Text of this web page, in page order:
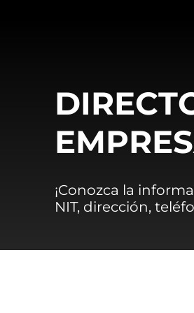
¡Conozca la
NIT, dirección,